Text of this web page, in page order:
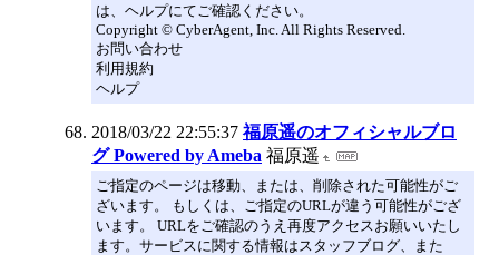
は、ヘルプにてご確認ください。
Copyright © CyberAgent, Inc. All Rights Reserved.
お問い合わせ
利用規約
ヘルプ
2018/03/22 22:55:37 福原遥のオフィシャルブロ
グ Powered by Ameba 福原遥
ご指定のページは移動、または、削除された可能性がご
ざいます。 もしくは、ご指定のURLが違う可能性がござ
います。 URLをご確認のうえ再度アクセスお願いいたし
ます。サービスに関する情報はスタッフブログ、また